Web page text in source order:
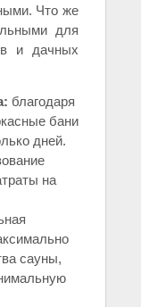
Что же
для
и дачных
благодаря
бани
дней.
на
сауны,